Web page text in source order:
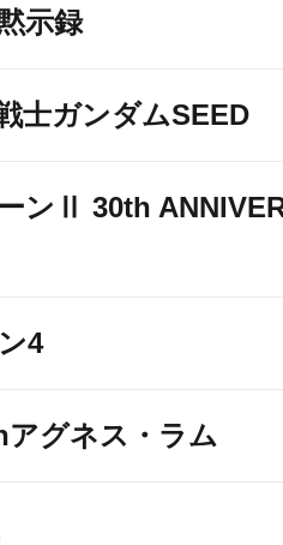
示録
士ガンダムSEED
ンⅡ 30th
4
アグネス・ラム